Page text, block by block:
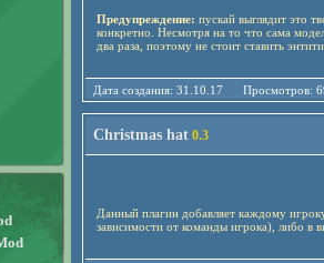
Предупреждение: пускай выглядит это
конкретно. Несмотря на то что сама
два раза, поэтому не стоит ставить
Дата создания: 31.10.17
Christmas hat 0.3
Данный плагин добавляет каждому
зависимости от команды игрока), либо в